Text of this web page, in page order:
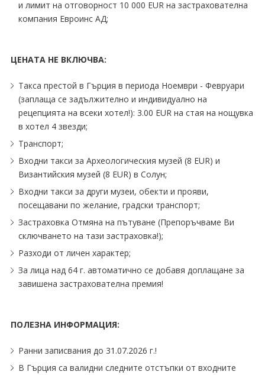
и лимит на отговорност 10 000 EUR на застрахователна
компания Евроинс АД;
ЦЕНАТА НЕ ВКЛЮЧВА:
Такса престой в Гърция в периода Ноември - Февруари
(заплаща се задължително и индивидуално на
рецепцията на всеки хотел!): 3.00 EUR на стая на нощувка
в хотел 4 звезди;
Транспорт;
Входни такси за Археологическия музей (8 EUR) и
Византийския музей (8 EUR) в Солун;
Входни такси за други музеи, обекти и прояви,
посещавани по желание, градски транспорт;
Застраховка Отмяна на пътуване (Препоръчваме Ви
сключването на тази застраховка!);
Разходи от личен характер;
За лица над 64 г. автоматично се добавя доплащане за
завишена застрахователна премия!
ПОЛЕЗНА ИНФОРМАЦИЯ:
Ранни записвания до 31.07.2026 г.!
В Гърция са валидни следните отстъпки от входните